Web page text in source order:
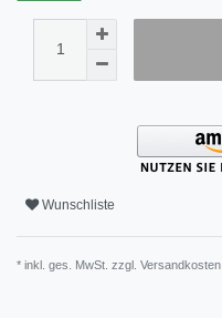
Wunschliste
* inkl. ges. MwSt. zzgl. Versandkosten